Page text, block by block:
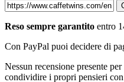
Reso sempre garantito entro
Con PayPal puoi decidere di
Nessun recensione presente
condividire i propri pensieri